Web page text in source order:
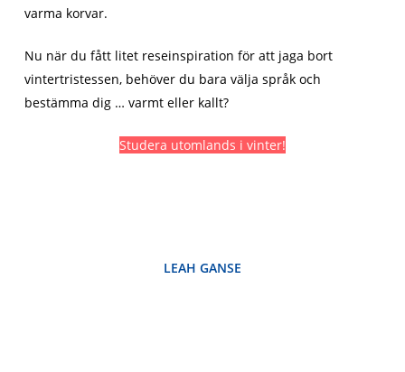
varma korvar.
Nu när du fått litet reseinspiration för att jaga bort
vintertristessen, behöver du bara välja språk och
bestämma dig … varmt eller kallt?
Studera utomlands i vinter!
LEAH GANSE